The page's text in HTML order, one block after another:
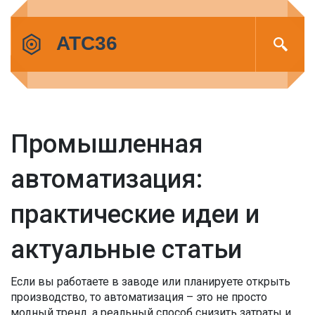
Промышленная
автоматизация:
практические идеи и
актуальные статьи
Если вы работаете в заводе или планируете открыть
производство, то автоматизация – это не просто